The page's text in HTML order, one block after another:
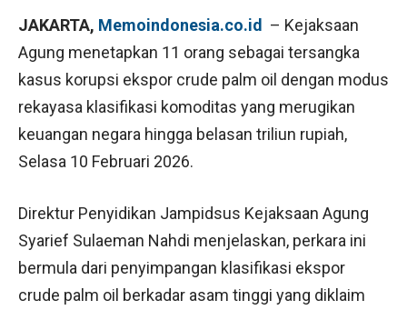
JAKARTA, Memoindonesia.co.id
– Kejaksaan
Agung menetapkan 11 orang sebagai tersangka
kasus korupsi ekspor crude palm oil dengan modus
rekayasa klasifikasi komoditas yang merugikan
keuangan negara hingga belasan triliun rupiah,
Selasa 10 Februari 2026.
Direktur Penyidikan Jampidsus Kejaksaan Agung
Syarief Sulaeman Nahdi menjelaskan, perkara ini
bermula dari penyimpangan klasifikasi ekspor
crude palm oil berkadar asam tinggi yang diklaim